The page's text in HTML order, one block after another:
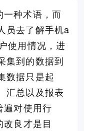
种术语，而
员去了解手机a
使用情况，进
集到的数据到
数据只是起
汇总以及报表
遍对使用行
良才是目